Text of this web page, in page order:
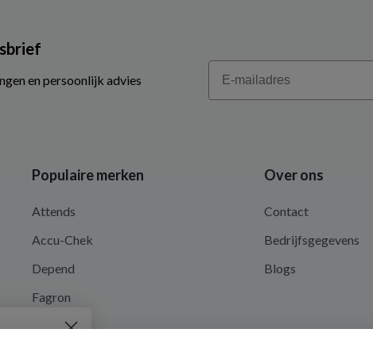
en persoonlijk advies
Email
Populaire merken
Attends
Accu-Chek
Depend
Fagron
Nutricia
Over ons
Contact
Bedrijfsgegevens
Blogs